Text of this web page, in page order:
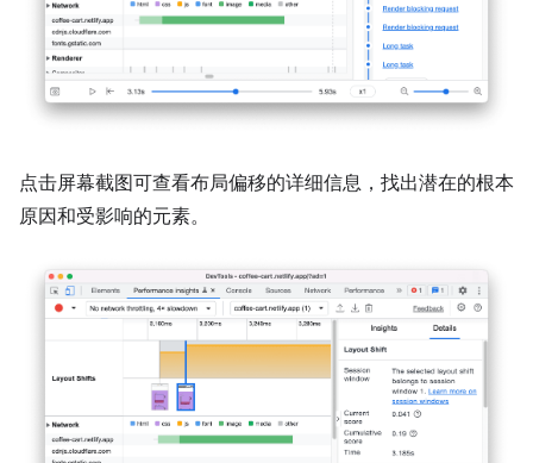
点击屏幕截图可查看布局偏移的详细信息，找出潜在的根本
原因和受影响的元素。